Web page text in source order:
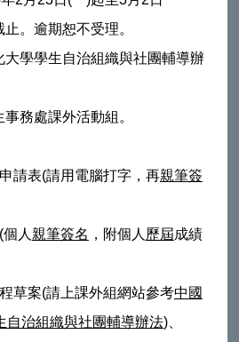
止。逾期恕不受理。
大學學生自治組織與社團輔導辦
務處課外活動組。
請表(請用電腦打字，再親筆簽
個人 親筆簽名 ，附個人 歷屆成績
草案(請上課外組網站參考中國
自治組織與社團輔導辦法)